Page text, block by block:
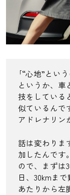
｢“心地”とい
というか、車
技をしている
似ているん
アドレナリン
話は変わりま
加したんです
ので、まずは
日、30kmま
あたりから左